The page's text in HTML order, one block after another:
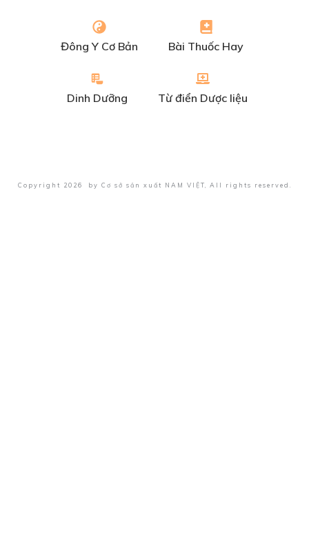
Đông Y Cơ Bản Bài Thuốc Hay
Dinh Dưỡng Từ điển Dược liệu
Copyright 2026 by Cơ sở sản xuất NAM VIỆT , All rights reserved.